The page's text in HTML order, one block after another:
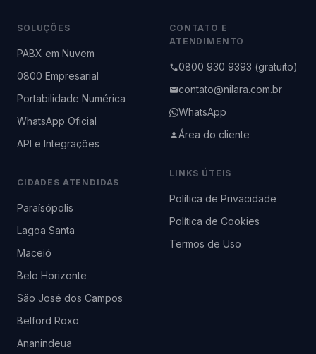
SOLUÇÕES
PABX em Nuvem
0800 Empresarial
Portabilidade Numérica
WhatsApp Oficial
API e Integrações
CIDADES ATENDIDAS
Paraísópolis
Lagoa Santa
Maceió
Belo Horizonte
São José dos Campos
Belford Roxo
Ananindeua
CONTATO E
ATENDIMENTO
0800 930 9393 (gratuito)
contato@nilara.com.br
WhatsApp
Área do cliente
LINKS ÚTEIS
Política de Privacidade
Política de Cookies
Termos de Uso